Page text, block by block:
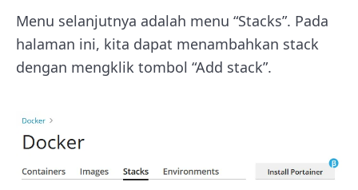
Menu selanjutnya adalah menu “Stacks”. Pada
halaman ini, kita dapat menambahkan stack
dengan mengklik tombol “Add stack”.